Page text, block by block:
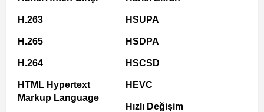
H.263
H.265
H.264
HTML Hypertext
Markup Language
HSUPA
HSDPA
HSCSD
HEVC
Hızlı Değişim